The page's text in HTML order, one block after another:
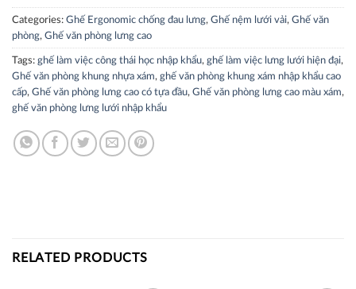
Categories: Ghế Ergonomic chống đau lưng, Ghế nệm lưới vải, Ghế văn
phòng, Ghế văn phòng lưng cao
Tags: ghế làm việc công thái học nhập khẩu, ghế làm việc lưng lưới hiện đại,
Ghế văn phòng khung nhựa xám, ghế văn phòng khung xám nhập khẩu cao
cấp, Ghế văn phòng lưng cao có tựa đầu, Ghế văn phòng lưng cao màu xám,
ghế văn phòng lưng lưới nhập khẩu
RELATED PRODUCTS